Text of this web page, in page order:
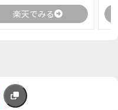
楽天でみる